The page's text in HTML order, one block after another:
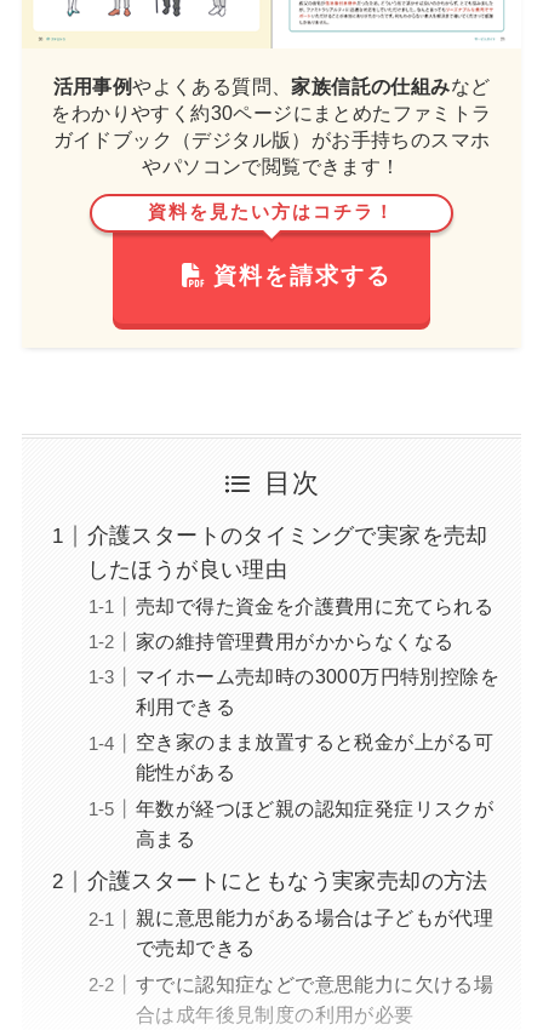
活用事例やよくある質問、家族信託の仕組みなど
をわかりやすく約30ページにまとめたファミトラ
ガイドブック（デジタル版）がお手持ちのスマホ
やパソコンで閲覧できます！
資料を見たい方はコチラ！
資料を請求する
目次
介護スタートのタイミングで実家を売却
したほうが良い理由
売却で得た資金を介護費用に充てられる
家の維持管理費用がかからなくなる
マイホーム売却時の3000万円特別控除を
利用できる
空き家のまま放置すると税金が上がる可
能性がある
年数が経つほど親の認知症発症リスクが
高まる
介護スタートにともなう実家売却の方法
親に意思能力がある場合は子どもが代理
で売却できる
すでに認知症などで意思能力に欠ける場
合は成年後見制度の利用が必要